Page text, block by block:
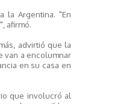
la Argentina. "En
afirmó.
advirtió que la
van a encolumnar
en su casa en
que involucró al